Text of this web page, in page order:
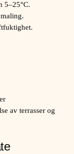
5–25°C.
av terrasser og